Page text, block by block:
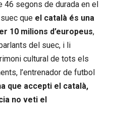
46 segons de durada en el
que el català és una
10 milions d’europeus,
del suec, i li
cultural de tots els
l’entrenador de futbol
que accepti el català,
no veti el